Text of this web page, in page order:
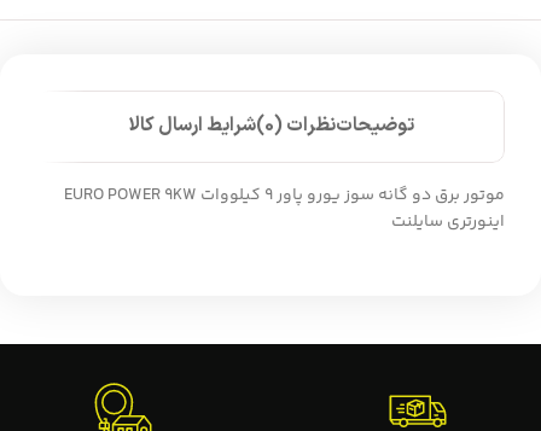
توضیحاتنظرات (0) شرایط ارسال کالا
موتور برق دو گانه سوز یورو پاور 9 کیلووات EURO POWER 9KW
اینورتری سایلنت